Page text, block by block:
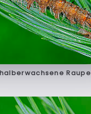
Raupe